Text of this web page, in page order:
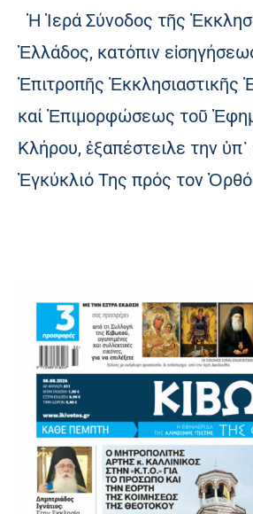
Ἡ Ἱερά Σύνοδος τῆς
Ἑλλάδος, κατόπιν
Ἐπιτροπῆς Ἐκκλησιαστικῆς
καί Ἐπιμορφώσεως τοῦ
Κλήρου, ἐξαπέστειλε την
Ἐγκύκλιό Της πρός τον